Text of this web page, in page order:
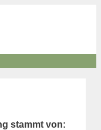
stammt von: